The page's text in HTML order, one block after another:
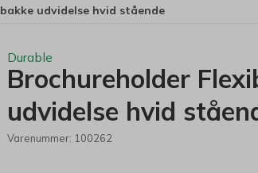
udvidelse hvid stående
Durable
Brochureholder
udvidelse hvid
Varenummer: 100262